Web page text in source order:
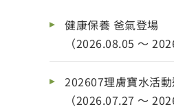
健康保養 爸氣登場
（2026.08.05 ～
202607理膚寶水活動
（2026.07.27 ～